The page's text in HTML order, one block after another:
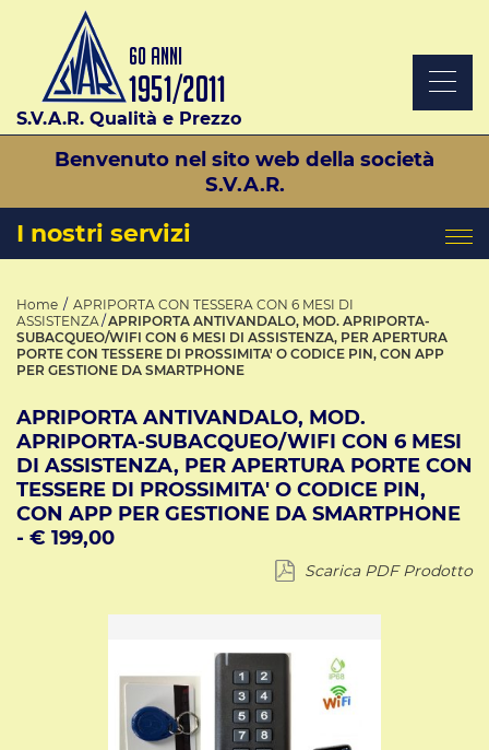
S.V.A.R. Qualità e Prezzo
Benvenuto nel sito web della società
S.V.A.R.
I nostri servizi
Home
APRIPORTA CON TESSERA CON 6 MESI DI
ASSISTENZA APRIPORTA ANTIVANDALO, MOD. APRIPORTA-
SUBACQUEO/WIFI CON 6 MESI DI ASSISTENZA, PER APERTURA
PORTE CON TESSERE DI PROSSIMITA' O CODICE PIN, CON APP
PER GESTIONE DA SMARTPHONE
APRIPORTA ANTIVANDALO, MOD.
APRIPORTA-SUBACQUEO/WIFI CON 6 MESI
DI ASSISTENZA, PER APERTURA PORTE CON
TESSERE DI PROSSIMITA' O CODICE PIN,
CON APP PER GESTIONE DA SMARTPHONE
- € 199,00
Scarica PDF Prodotto